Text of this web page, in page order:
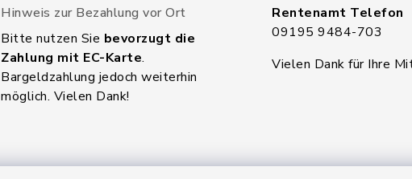
Hinweis zur Bezahlung vor Ort
Bitte nutzen Sie bevorzugt die
Zahlung mit EC-Karte.
Bargeldzahlung jedoch weiterhin
möglich. Vielen Dank!
Rentenamt Telefon
09195 9484-703
Vielen Dank für Ihre